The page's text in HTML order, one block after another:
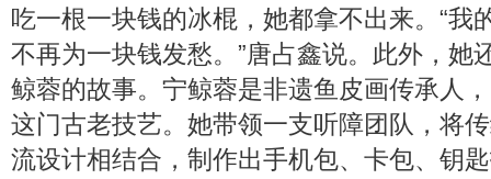
吃一根一块钱的冰棍，她都拿不出来。“我
不再为一块钱发愁。”唐占鑫说。此外，她
鲸蓉的故事。宁鲸蓉是非遗鱼皮画传承人
这门古老技艺。她带领一支听障团队，将
流设计相结合，制作出手机包、卡包、钥